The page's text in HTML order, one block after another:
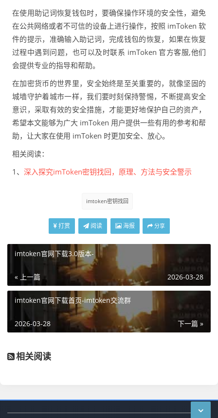
在使用助记词恢复钱包时，要确保操作环境的安全性，避免
在公共网络或者不可信的设备上进行操作，按照 imToken 软
件的提示，准确输入助记词，完成钱包的恢复，如果在恢复
过程中遇到问题，也可以及时联系 imToken 官方客服,他们
会提供专业的指导和帮助。
在加密货币的世界里，安全始终是至关重要的，就像坚固的
城墙守护着城市一样，我们要时刻保持警惕，不断提高安全
意识，采取有效的安全措施，才能更好地保护自己的资产，
希望本文能够为广大 imToken 用户提供一些有用的参考和帮
助，让大家在使用 imToken 时更加安全、放心。
相关阅读：
1、 深入探究imToken密钥找回，原理、方法与安全警示
imtoken密钥找回
打赏 阅读 海报 分享
imtoken官网下载3.0版本-
« 上一篇 2026-03-28
imtoken官网下载首页-imtoken交流群
下一篇 »
2026-03-28
相关阅读